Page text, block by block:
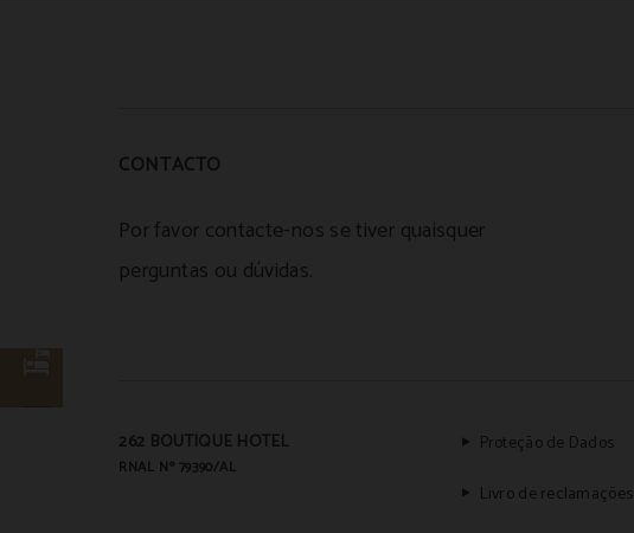
CONTACTO
Por favor contacte-nos se tiver quaisquer
perguntas ou dúvidas.
262 BOUTIQUE HOTEL
RNAL Nº 79390/AL
Proteção de Dados
Livro de reclamações